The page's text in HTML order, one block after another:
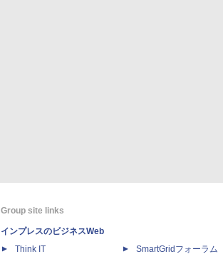
Group site links
インプレスのビジネスWeb
Think IT
SmartGridフォーラム